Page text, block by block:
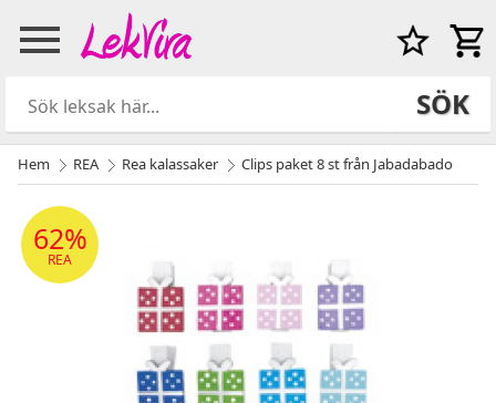
SÖK
Hem REA Rea kalassaker Clips paket 8 st från Jabadabado
62%
REA